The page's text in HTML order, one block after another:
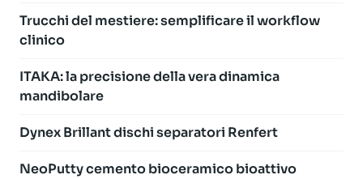
Trucchi del mestiere: semplificare il workflow
clinico
ITAKA: la precisione della vera dinamica
mandibolare
Dynex Brillant dischi separatori Renfert
NeoPutty cemento bioceramico bioattivo